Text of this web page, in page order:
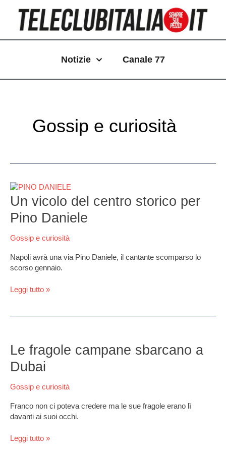
contenuto
Notizie Canale 77
Gossip e curiosità
Un vicolo del centro storico per
Pino Daniele
Gossip e curiosità
Napoli avrà una via Pino Daniele, il cantante scomparso lo
scorso gennaio.
Un
vicolo
del
centro
per
Daniele
Leggi tutto »
Le fragole campane sbarcano a
Dubai
Gossip e curiosità
Franco non ci poteva credere ma le sue fragole erano lì
davanti ai suoi occhi.
fragole
campane
sbarcano
Dubai
Leggi tutto »
articoli